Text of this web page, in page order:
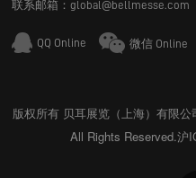
联系邮箱：global@bellmesse.com
QQ Online 微信 Online
版权所有 贝耳展览（上海）有限
All Rights Reserved.沪